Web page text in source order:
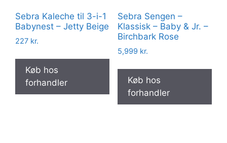
Sebra Kaleche til 3-i-1
Babynest – Jetty Beige
227 kr.
Køb hos
forhandler
Sebra Sengen –
Klassisk – Baby & Jr. –
Birchbark Rose
5,999 kr.
Køb hos
forhandler